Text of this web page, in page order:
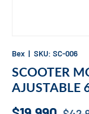
Bex | SKU: SC-006
SCOOTER
AJUSTABLE